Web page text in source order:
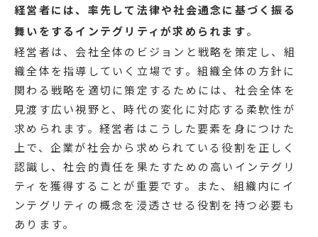
経営者には、率先して法律や社会通念に基づく振る
舞いをするインテグリティが求められます。
経営者は、会社全体のビジョンと戦略を策定し、組
織全体を指導していく立場です。組織全体の方針に
関わる戦略を適切に策定するためには、社会全体を
見渡す広い視野と、時代の変化に対応する柔軟性が
求められます。経営者はこうした要素を身につけた
上で、企業が社会から求められている役割を正しく
認識し、社会的責任を果たすための高いインテグリ
ティを獲得することが重要です。また、組織内にイ
ンテグリティの概念を浸透させる役割を持つ必要も
あります。